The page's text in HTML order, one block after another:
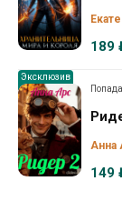
189
Эксклюзив
Анна
149